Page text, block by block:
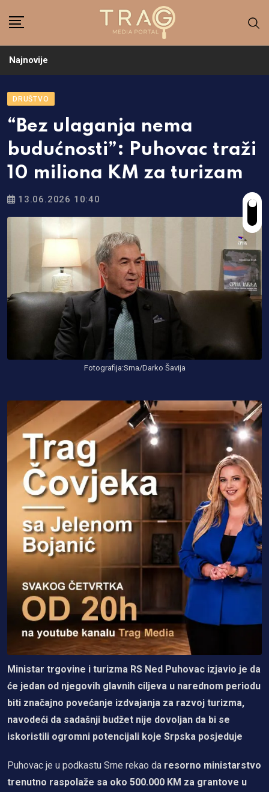
Najnovije
DRUŠTVO
“Bez ulaganja nema
budućnosti”: Puhovac traži
10 miliona KM za turizam
13.06.2026 10:40
Fotografija:Srna/Darko Šavija
Ministar trgovine i turizma RS Ned Puhovac izjavio je da
će jedan od njegovih glavnih ciljeva u narednom periodu
biti značajno povećanje izdvajanja za razvoj turizma,
navodeći da sadašnji budžet nije dovoljan da bi se
iskoristili ogromni potencijali koje Srpska posjeduje
Puhovac je u podkastu Srne rekao da resorno ministarstvo
trenutno raspolaže sa oko 500.000 KM za grantove u